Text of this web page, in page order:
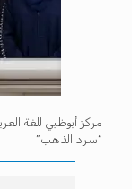
مركز أبوظبي للغة
“سرد الذهب”